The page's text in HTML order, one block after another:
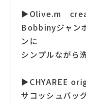
▶Olive.m
Bobbinyジャン
ンに
シンプルながら
▶CHYAREE
サコッシュバッ